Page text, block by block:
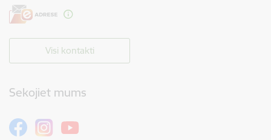
Visi kontakti
Sekojiet mums